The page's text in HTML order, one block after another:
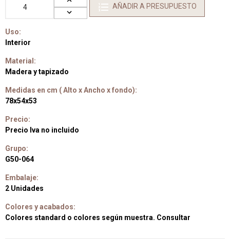
AÑADIR A PRESUPUESTO
Uso:
Interior
Material:
Madera y tapizado
Medidas en cm ( Alto x Ancho x fondo):
78x54x53
Precio:
Precio Iva no incluido
Grupo:
G50-064
Embalaje:
2 Unidades
Colores y acabados:
Colores standard o colores según muestra. Consultar